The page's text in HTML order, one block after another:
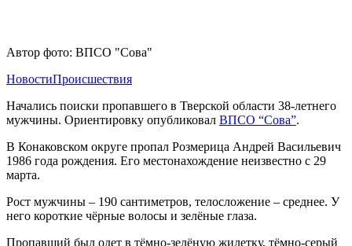
Автор фото: ВПСО "Сова"
НовостиПроисшествия
Начались поиски пропавшего в Тверской области 38-летнего
мужчины. Ориентировку опубликовал ВПСО “Сова”.
В Конаковском округе пропал Розмерица Андрей Васильевич
1986 года рождения. Его местонахождение неизвестно с 29
марта.
Рост мужчины – 190 сантиметров, телосложение – среднее. У
него короткие чёрные волосы и зелёные глаза.
Пропавший был одет в тёмно-зелёную жилетку, тёмно-серый